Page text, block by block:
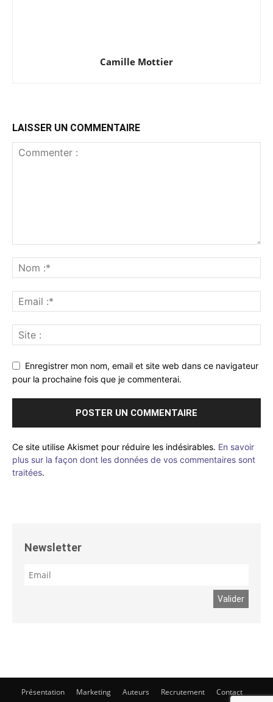
Camille Mottier
LAISSER UN COMMENTAIRE
Enregistrer mon nom, email et site web dans ce navigateur
pour la prochaine fois que je commenterai.
Ce site utilise Akismet pour réduire les indésirables. En savoir
plus sur la façon dont les données de vos commentaires sont
traitées.
Newsletter
Présentation Marketing Auteurs Recrutement
Contact